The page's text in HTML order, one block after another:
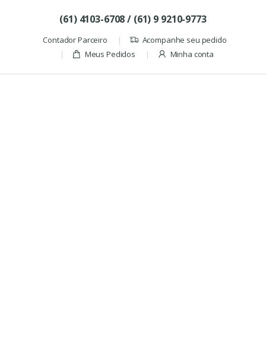
(61) 4103-6708 / (61) 9 9210-9773
Contador Parceiro
Acompanhe seu pedido
Meus Pedidos
Minha conta